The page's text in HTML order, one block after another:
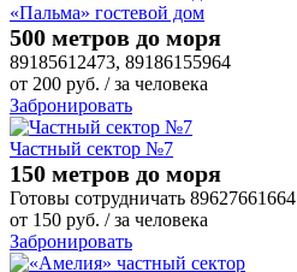
«Пальма» гостевой дом
500 метров до моря
89185612473, 89186155964
от 200 руб. / за человека
Забронировать
Частный сектор №7
150 метров до моря
Готовы сотрудничать 89627661664
от 150 руб. / за человека
Забронировать